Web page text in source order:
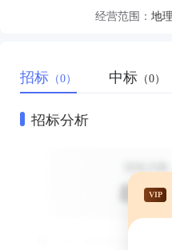
经营范围：
招标 （0） 中标 （0）
招标分析
VIP